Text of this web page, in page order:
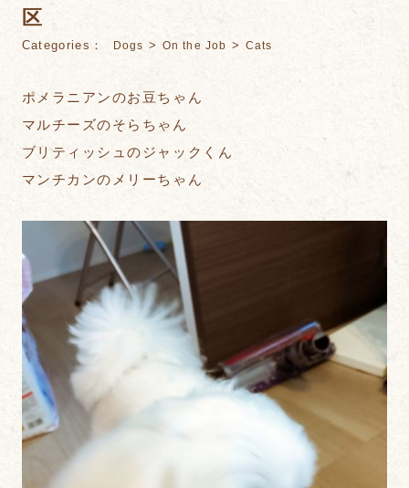
区
Categories： Dogs > On the Job > Cats
ポメラニアンのお豆ちゃん
マルチーズのそらちゃん
ブリティッシュのジャックくん
マンチカンのメリーちゃん